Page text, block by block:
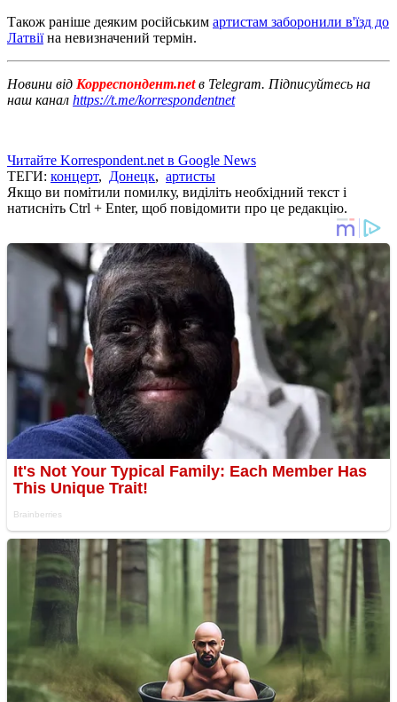
Також раніше деяким російським артистам заборонили в'їзд до
Латвіїна невизначений термін.
Новини від Корреспондент.netв Telegram. Підписуйтесь на
наш канал https://t.me/korrespondentnet
Читайте Korrespondent.net в Google News
ТЕГИ: концерт, Донецк, артисты
Якщо ви помітили помилку, виділіть необхідний текст і
натисніть Ctrl + Enter, щоб повідомити про це редакцію.